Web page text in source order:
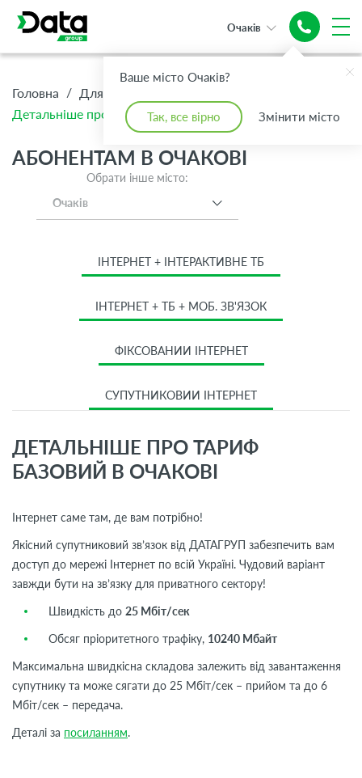
Ваше місто Очаків?
Так, все вірно Змінити місто
Очаків
Головна / Для Дому
Детальніше про тариф Базовий
АБОНЕНТАМ В ОЧАКОВІ
Обрати інше місто:
Очаків
ІНТЕРНЕТ + ІНТЕРАКТИВНЕ ТБ
ІНТЕРНЕТ + ТБ + МОБ. ЗВ'ЯЗОК
ФІКСОВАНИЙ ІНТЕРНЕТ
СУПУТНИКОВИЙ ІНТЕРНЕТ
ДЕТАЛЬНІШЕ ПРО ТАРИФ
БАЗОВИЙ В ОЧАКОВІ
Інтернет саме там, де вам потрібно!
Якісний супутниковий зв’язок від ДАТАГРУП забезпечить вам
доступ до мережі Інтернет по всій Україні. Чудовий варіант
завжди бути на зв’язку для приватного сектору!
Швидкість до 25 Мбіт/сек
Обсяг пріоритетного трафіку, 10240 Мбайт
Максимальна швидкісна складова залежить від завантаження
супутнику та може сягати до 25 Мбіт/сек – прийом та до 6
Мбіт/сек – передача.
Деталі за посиланням.